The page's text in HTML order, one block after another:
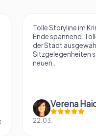
Tolle Storyline im
Ende spannend.
der Stadt
Sitzgelegenheiten
neuen...
22.03.